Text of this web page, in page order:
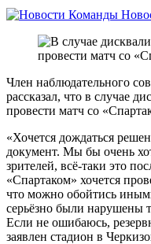
Член наблюдательного
рассказал, что в случае
провести матч со
«Хочется дождаться
документ. Мы бы очень
зрителей, всё-таки это
«Спартаком» хочется
что можно обойтись
серьёзно были нарушены
Если не ошибаюсь,
заявлен стадион в